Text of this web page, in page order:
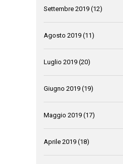
Settembre 2019 (12)
Agosto 2019 (11)
Luglio 2019 (20)
Giugno 2019 (19)
Maggio 2019 (17)
Aprile 2019 (18)